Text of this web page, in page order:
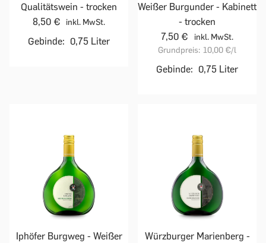
Qualitätswein - trocken
8,50 €
inkl. MwSt.
Gebinde: 0,75 Liter
Weißer Burgunder - Kabinett
- trocken
7,50 €
inkl. MwSt.
Grundpreis: 10,00 €/l
Gebinde: 0,75 Liter
Iphöfer Burgweg - Weißer
Würzburger Marienberg -